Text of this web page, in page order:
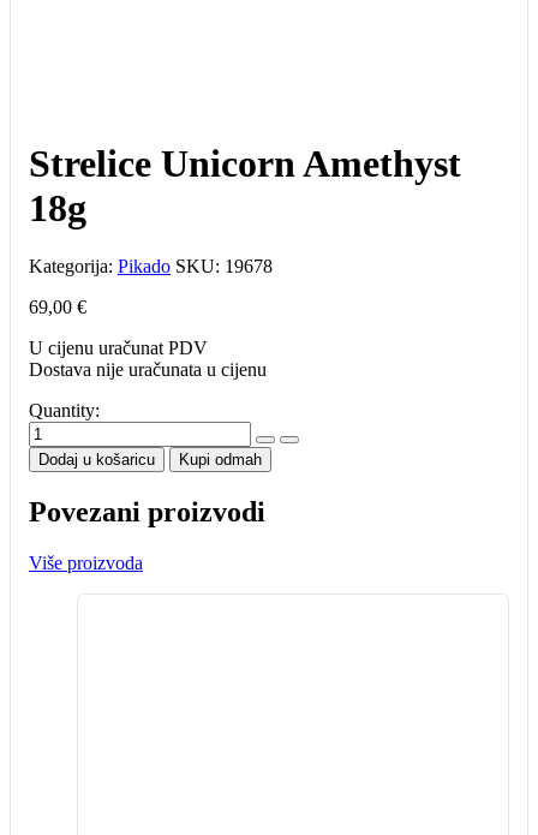
Strelice Unicorn Amethyst
18g
Kategorija: Pikado SKU: 19678
69,00 €
U cijenu uračunat PDV
Dostava nije uračunata u cijenu
Quantity:
Strelice
Unicorn
Amethyst
količina
Dodaj u košaricu Kupi odmah
Povezani proizvodi
Više proizvoda